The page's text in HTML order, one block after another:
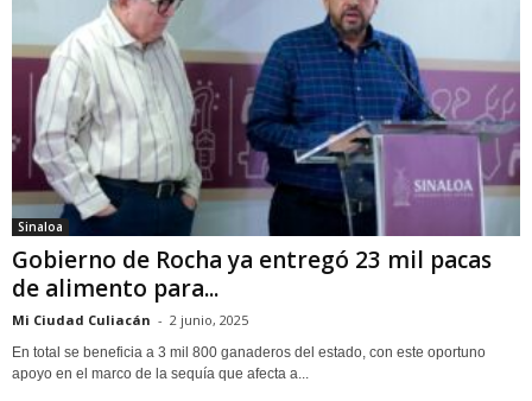
Sinaloa
Gobierno de Rocha ya entregó 23 mil pacas
de alimento para...
Mi Ciudad Culiacán - 2 junio, 2025
En total se beneficia a 3 mil 800 ganaderos del estado, con este oportuno
apoyo en el marco de la sequía que afecta a...